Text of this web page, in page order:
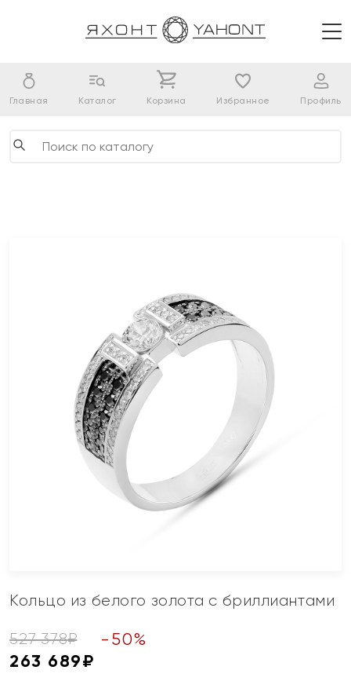
Главная Каталог Корзина Избранное Профиль
Кольцо из белого золота с бриллиантами
527 378₽ - 50%
263 689₽